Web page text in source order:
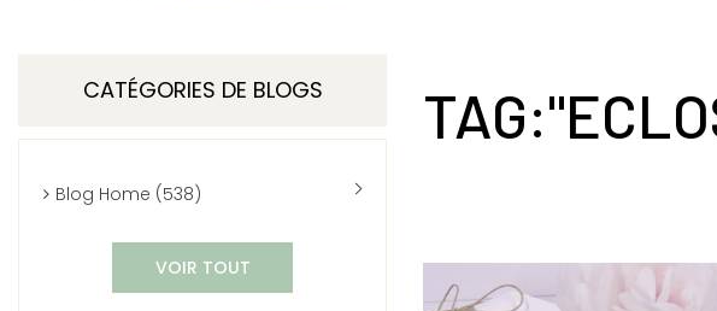
CATÉGORIES DE BLOGS
Blog Home (538)
VOIR TOUT